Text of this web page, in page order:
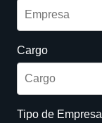
Cargo
Tipo de Empresa